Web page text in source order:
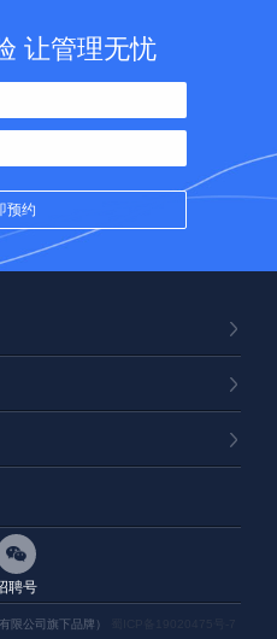
让管理无忧
聘号
限公司旗下品牌）